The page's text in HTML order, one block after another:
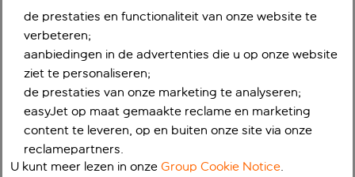
de prestaties en functionaliteit van onze website te
verbeteren;
aanbiedingen in de advertenties die u op onze website
ziet te personaliseren;
de prestaties van onze marketing te analyseren;
easyJet op maat gemaakte reclame en marketing
content te leveren, op en buiten onze site via onze
reclamepartners.
U kunt meer lezen in onzeGroup Cookie Notice.